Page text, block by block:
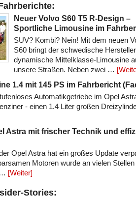
Neuer Volvo S60 T5 R-Design –
Sportliche Limousine im
SUV? Kombi? Nein! Mit dem neuen
S60 bringt der schwedische
dynamische Mittelklasse-Limousine
unsere Straßen. Neben zwei …
1.4 mit 145 PS im Fahrbericht
Automatikgetriebe im Opel
- einen 1.4 Liter großen
Astra mit frischer Technik und
Opel Astra hat ein großes Update
Motoren wurde an vielen Stellen
[Weiter]
Stories: